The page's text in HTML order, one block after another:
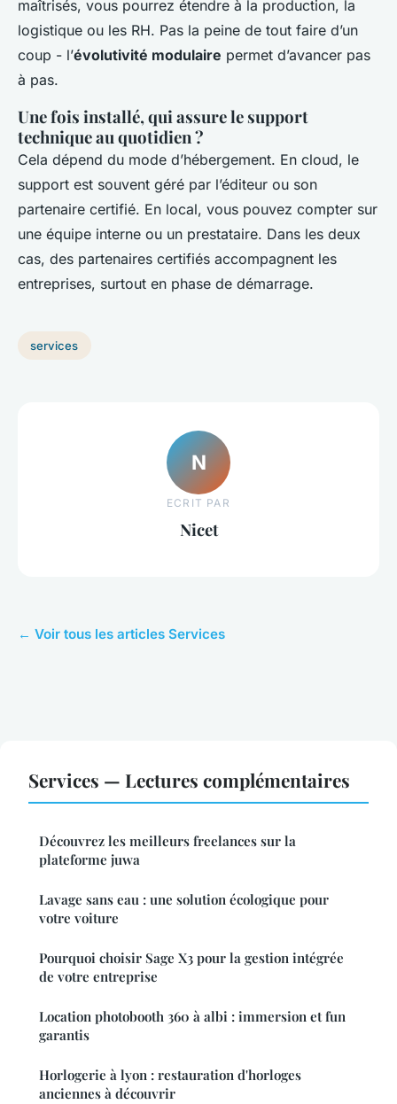
maîtrisés, vous pourrez étendre à la production, la
logistique ou les RH. Pas la peine de tout faire d’un
coup - l’évolutivité modulaire permet d’avancer pas
à pas.
Une fois installé, qui assure le support
technique au quotidien ?
Cela dépend du mode d’hébergement. En cloud, le
support est souvent géré par l’éditeur ou son
partenaire certifié. En local, vous pouvez compter sur
une équipe interne ou un prestataire. Dans les deux
cas, des partenaires certifiés accompagnent les
entreprises, surtout en phase de démarrage.
services
N
ECRIT PAR
Nicet
← Voir tous les articles Services
Services — Lectures complémentaires
Découvrez les meilleurs freelances sur la
plateforme juwa
Lavage sans eau : une solution écologique pour
votre voiture
Pourquoi choisir Sage X3 pour la gestion intégrée
de votre entreprise
Location photobooth 360 à albi : immersion et fun
garantis
Horlogerie à lyon : restauration d'horloges
anciennes à découvrir